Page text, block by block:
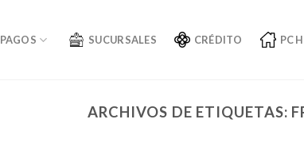
PAGOS SUCURSALES CRÉDITO PC
ARCHIVOS DE ETIQUETAS: